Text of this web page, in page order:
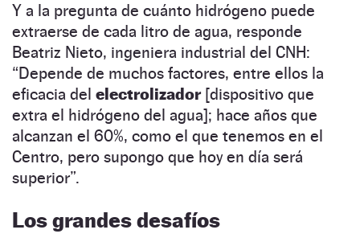
Y a la pregunta de cuánto hidrógeno puede
extraerse de cada litro de agua, responde
Beatriz Nieto, ingeniera industrial del CNH:
“Depende de muchos factores, entre ellos la
eficacia del electrolizador[dispositivo que
extra el hidrógeno del agua]; hace años que
alcanzan el 60%, como el que tenemos en el
Centro, pero supongo que hoy en día será
superior”.
Los grandes desafíos